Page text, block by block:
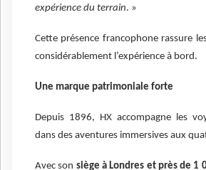
expérience du terrain. »
Cette présence francophone rassure
considérablement l’expérience à bord.
Une marque patrimoniale forte
Depuis 1896, HX accompagne les
dans des aventures immersives aux
Avec son siège à Londres et près de 1